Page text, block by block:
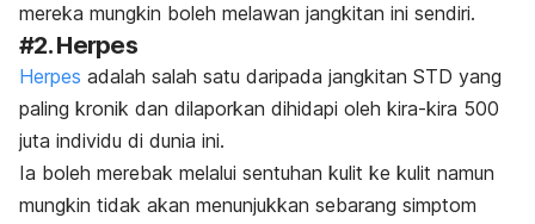
mereka mungkin boleh melawan jangkitan ini sendiri.
#2. Herpes
Herpes adalah salah satu daripada jangkitan STD yang
paling kronik dan dilaporkan dihidapi oleh kira-kira 500
juta individu di dunia ini.
Ia boleh merebak melalui sentuhan kulit ke kulit namun
mungkin tidak akan menunjukkan sebarang simptom